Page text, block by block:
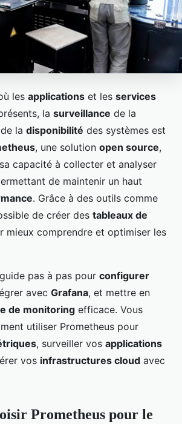
les applications et les services
la surveillance de la
la disponibilité des systèmes est
, une solution open source,
capacité à collecter et analyser
de maintenir un haut
. Grâce à des outils comme
de créer des tableaux de
mieux comprendre et optimiser les
pas à pas pour configurer
avec Grafana, et mettre en
de monitoring efficace. Vous
utiliser Prometheus pour
, surveiller vos applications
vos infrastructures cloud avec
Prometheus pour le